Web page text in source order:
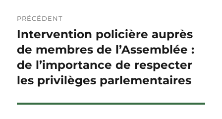
de
l'article
PRÉCÉDENT
Article
précédent :
Intervention policière auprès
de membres de l’Assemblée :
de l’importance de respecter
les privilèges parlementaires